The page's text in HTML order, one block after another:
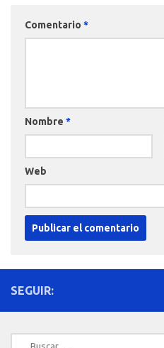
Comentario *
Nombre *
Web
SEGUIR:
Buscar: